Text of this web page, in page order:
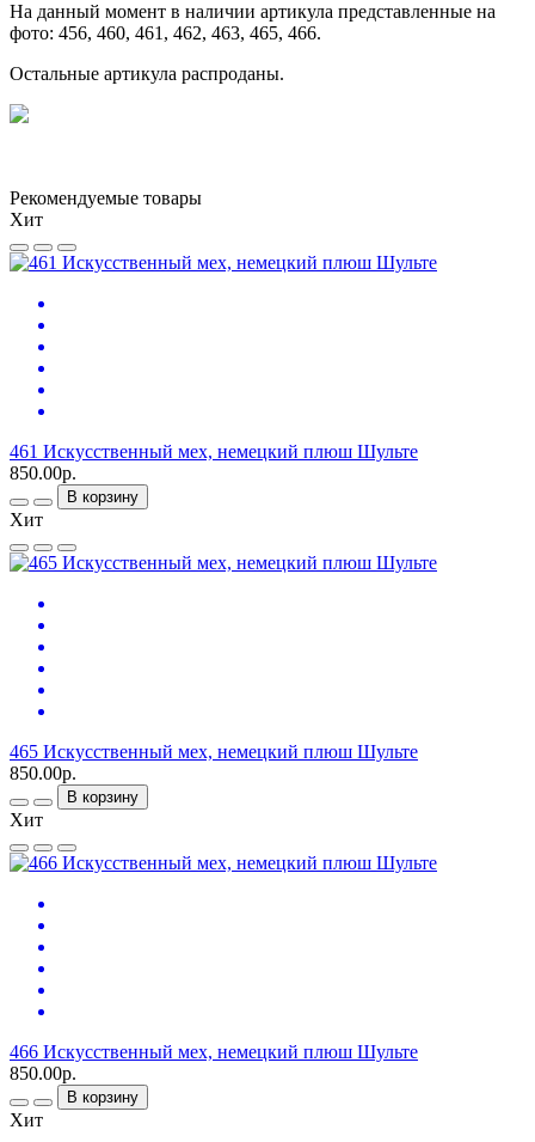
На данный момент в наличии артикула представленные на
фото: 456, 460, 461, 462, 463, 465, 466.
Остальные артикула распроданы.
Рекомендуемые товары
Хит
461 Искусственный мех, немецкий плюш Шульте
850.00р.
В корзину
Хит
465 Искусственный мех, немецкий плюш Шульте
850.00р.
В корзину
Хит
466 Искусственный мех, немецкий плюш Шульте
850.00р.
В корзину
Хит